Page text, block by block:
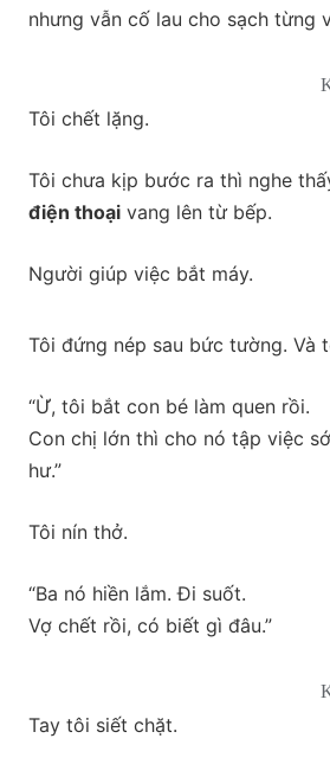
nhưng vẫn cố lau cho sạch từng
Tôi chết lặng.
Tôi chưa kịp bước ra thì nghe
điện thoại vang lên từ bếp.
Người giúp việc bắt máy.
Tôi đứng nép sau bức tường. Và
“Ừ, tôi bắt con bé làm quen rồi.
Con chị lớn thì cho nó tập việc
hư.”
Tôi nín thở.
“Ba nó hiền lắm. Đi suốt.
Vợ chết rồi, có biết gì đâu.”
Tay tôi siết chặt.